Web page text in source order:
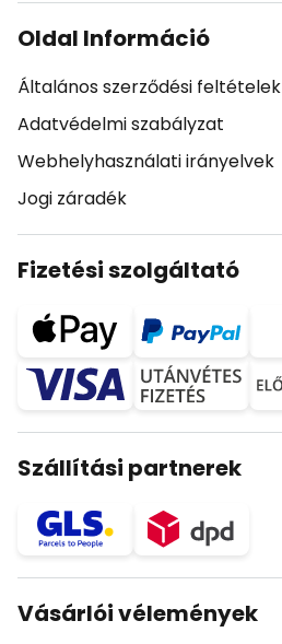
Oldal Információ
Általános szerződési feltételek
Adatvédelmi szabályzat
Webhelyhasználati irányelvek
Jogi záradék
Fizetési szolgáltató
Szállítási partnerek
Vásárlói vélemények